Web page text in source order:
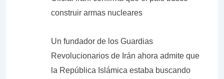
construir armas nucleares
Un fundador de los Guardias
Revolucionarios de Irán ahora admite que
la República Islámica estaba buscando